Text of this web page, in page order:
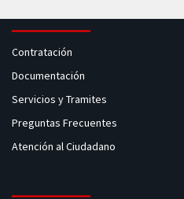
Contratación
Documentación
Servicios y Tramites
Preguntas Frecuentes
Atención al Ciudadano